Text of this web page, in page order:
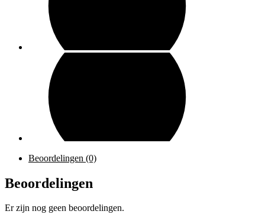
Beoordelingen (0)
Beoordelingen
Er zijn nog geen beoordelingen.